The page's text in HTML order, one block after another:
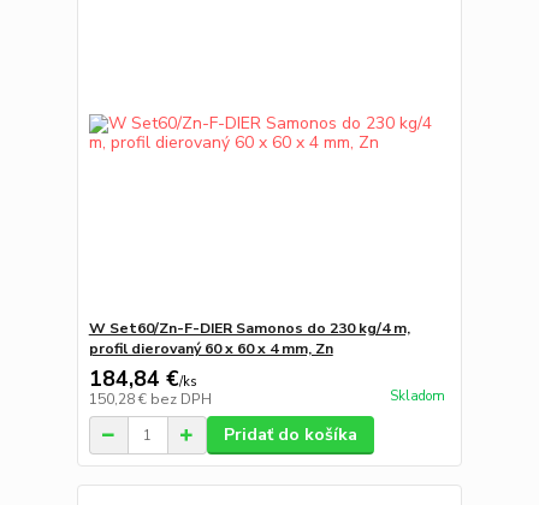
W Set60/Zn-F-DIER Samonos do 230 kg/4 m,
profil dierovaný 60 x 60 x 4 mm, Zn
184,84 €/ks
150,28 € bez DPH Skladom
Pridať do košíka